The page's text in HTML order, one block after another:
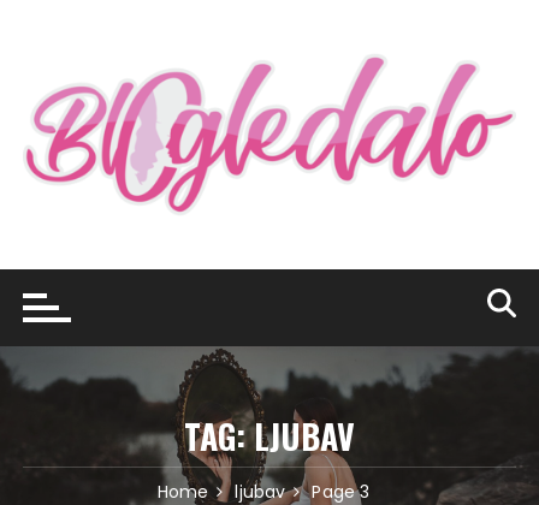
TAG:LJUBAV
Home ljubav Page 3